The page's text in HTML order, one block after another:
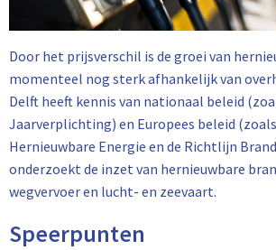
Door het prijsverschil is de groei van
momenteel nog sterk afhankelijk van
Delft heeft kennis van nationaal beleid
Jaarverplichting) en Europees beleid
Hernieuwbare Energie en de Richtlijn
onderzoekt de inzet van hernieuwbare
wegvervoer en lucht- en zeevaart.
Speerpunten